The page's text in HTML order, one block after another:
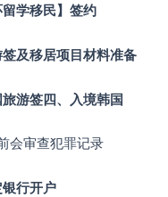
学移民】签约
及移居项目材料准备
游签四、入境韩国
会审查犯罪记录
行开户